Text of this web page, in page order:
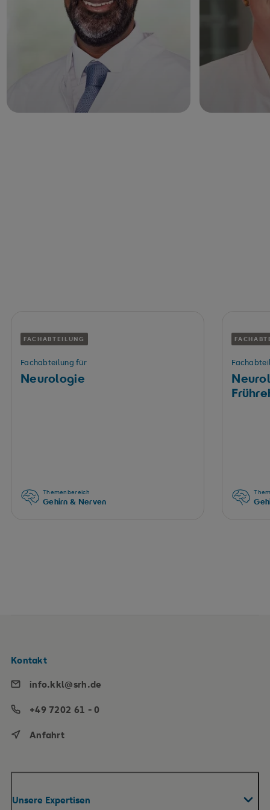
FACHABTEILUNG
Fachabteilung für
Neurologie
Themenbereich
Gehirn & Nerven
Unsere Expertisen
Kontakt
info.kkl@srh.de
+49 7202 61 - 0
Anfahrt